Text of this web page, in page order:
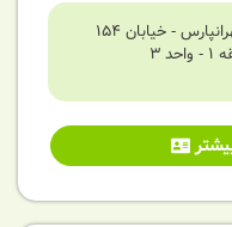
تهران - بالاتر از فلکه اول تهرانپارس - خیابان 154
3